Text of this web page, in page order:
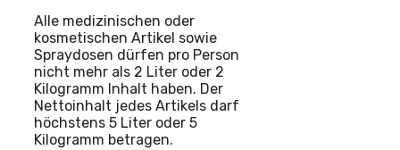
Alle medizinischen oder
kosmetischen Artikel sowie
Spraydosen dürfen pro Person
nicht mehr als 2 Liter oder 2
Kilogramm Inhalt haben. Der
Nettoinhalt jedes Artikels darf
höchstens 5 Liter oder 5
Kilogramm betragen.